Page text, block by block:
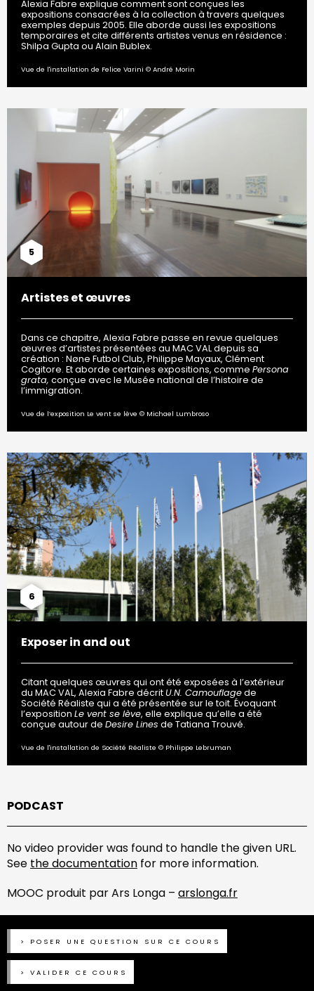
Alexia Fabre explique comment sont conçues les
expositions consacrées à la collection à travers quelques
exemples depuis 2005. Elle aborde aussi les expositions
temporaires et cite différents artistes venus en résidence :
Shilpa Gupta ou Alain Bublex.
Vue de l'installation de Felice Varini © André Morin
5
Artistes et œuvres
Dans ce chapitre, Alexia Fabre passe en revue quelques
œuvres d’artistes présentées au MAC VAL depuis sa
création : Nøne Futbol Club, Philippe Mayaux, Clément
Cogitore. Et aborde certaines expositions, comme Persona
grata, conçue avec le Musée national de l’histoire de
l’immigration.
Vue de l’exposition Le vent se lève © Michael Lumbroso
6
Exposer in and out
Citant quelques œuvres qui ont été exposées à l’extérieur
du MAC VAL, Alexia Fabre décritU.N. Camouflagede
Société Réaliste qui a été présentée sur le toit. Évoquant
l’exposition Le vent se lève, elle explique qu’elle a été
conçue autour de Desire Lines de Tatiana Trouvé.
Vue de l'installation de Société Réaliste © Philippe Lebruman
PODCAST
No video provider was found to handle the given URL.
See the documentation for more information.
MOOC produit par Ars Longa – arslonga.fr
POSER UNE QUESTION SUR CE COURS
VALIDER CE COURS